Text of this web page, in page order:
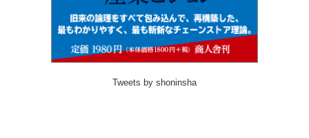
Tweets by shoninsha